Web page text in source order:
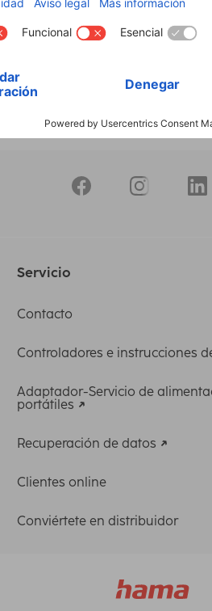
Servicio
Contacto
Controladores e instrucciones
Adaptador-Servicio de
portátiles
Recuperación de datos
Clientes online
Conviértete en distribuidor